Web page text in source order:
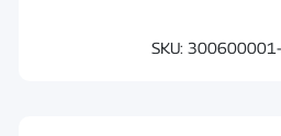
SKU: